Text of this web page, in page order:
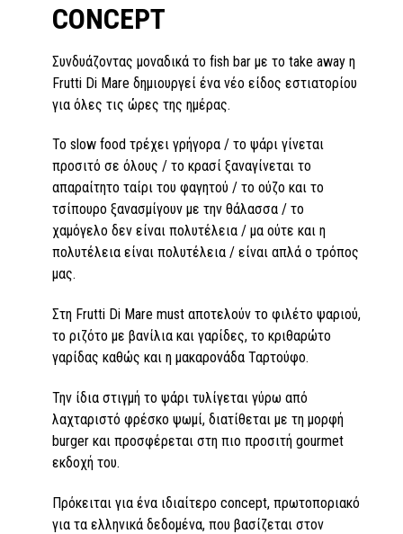
CONCEPT
Συνδυάζοντας μοναδικά το fish bar με το take away η
Frutti Di Mare δημιουργεί ένα νέο είδος εστιατορίου
για όλες τις ώρες της ημέρας.
Το slow food τρέχει γρήγορα / το ψάρι γίνεται
προσιτό σε όλους / το κρασί ξαναγίνεται το
απαραίτητο ταίρι του φαγητού / το ούζο και το
τσίπουρο ξανασμίγουν με την θάλασσα / το
χαμόγελο δεν είναι πολυτέλεια / μα ούτε και η
πολυτέλεια είναι πολυτέλεια / είναι απλά ο τρόπος
μας.
Στη Frutti Di Mare must αποτελούν το φιλέτο ψαριού,
το ριζότο με βανίλια και γαρίδες, το κριθαρώτο
γαρίδας καθώς και η μακαρονάδα Ταρτούφο.
Την ίδια στιγμή το ψάρι τυλίγεται γύρω από
λαχταριστό φρέσκο ψωμί, διατίθεται με τη μορφή
burger και προσφέρεται στη πιο προσιτή gourmet
εκδοχή του.
Πρόκειται για ένα ιδιαίτερο concept, πρωτοποριακό
για τα ελληνικά δεδομένα, που βασίζεται στον